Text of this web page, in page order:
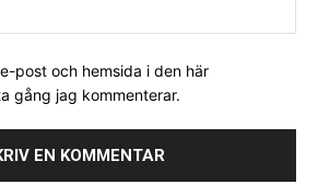
post och hemsida i den här
gång jag kommenterar.